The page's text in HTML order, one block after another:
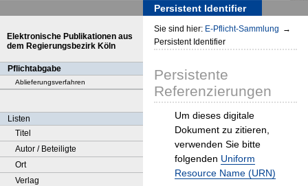
Persistent Identifier
Elektronische Publikationen aus
dem Regierungsbezirk Köln
Pflichtabgabe
Ablieferungsverfahren
Listen
Titel
Autor / Beteiligte
Ort
Verlag
Sie sind hier: E-Pflicht-Sammlung →
Persistent Identifier
Persistente
Referenzierungen
Um dieses digitale
Dokument zu zitieren,
verwenden Sie bitte
folgenden Uniform
Resource Name (URN)